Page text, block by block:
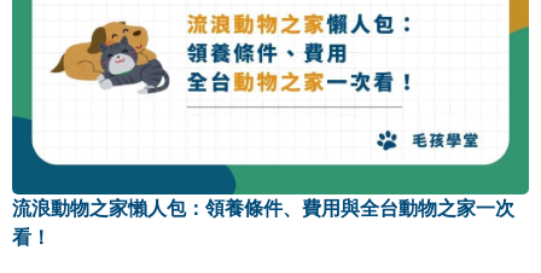
流浪動物之家懶人包：領養條件、費用與全台動物之家一次
看！